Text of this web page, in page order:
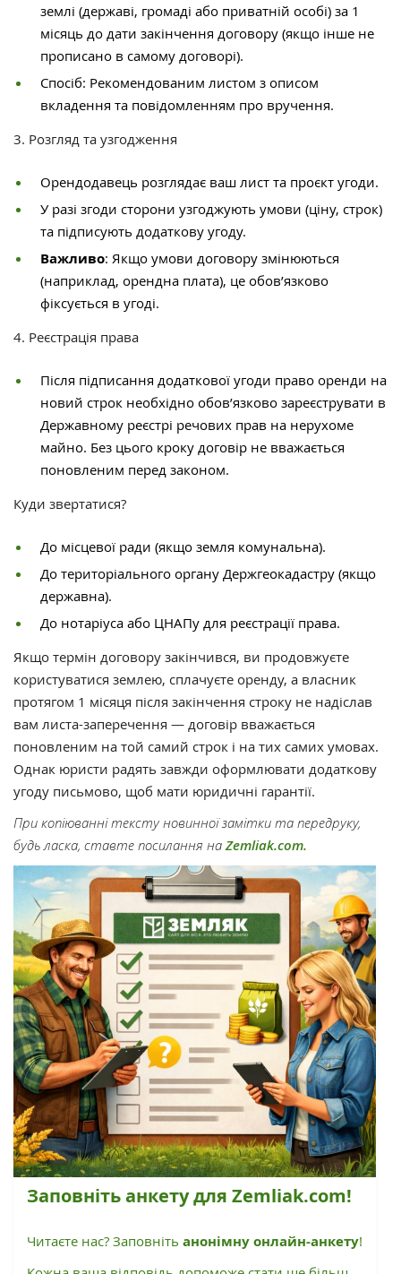
землі (державі, громаді або приватній особі) за 1
місяць до дати закінчення договору (якщо інше не
прописано в самому договорі).
Спосіб: Рекомендованим листом з описом
вкладення та повідомленням про вручення.
3. Розгляд та узгодження
Орендодавець розглядає ваш лист та проєкт угоди.
У разі згоди сторони узгоджують умови (ціну, строк)
та підписують додаткову угоду.
Важливо: Якщо умови договору змінюються
(наприклад, орендна плата), це обов’язково
фіксується в угоді.
4. Реєстрація права
Після підписання додаткової угоди право оренди на
новий строк необхідно обов’язково зареєструвати в
Державному реєстрі речових прав на нерухоме
майно. Без цього кроку договір не вважається
поновленим перед законом.
Куди звертатися?
До місцевої ради (якщо земля комунальна).
До територіального органу Держгеокадастру (якщо
державна).
До нотаріуса або ЦНАПу для реєстрації права.
Якщо термін договору закінчився, ви продовжуєте
користуватися землею, сплачуєте оренду, а власник
протягом 1 місяця після закінчення строку не надіслав
вам листа-заперечення — договір вважається
поновленим на той самий строк і на тих самих умовах.
Однак юристи радять завжди оформлювати додаткову
угоду письмово, щоб мати юридичні гарантії.
При копіюванні тексту новинної замітки та передруку,
будь ласка, ставте посилання на Zemliak.com.
Заповніть анкету для Zemliak.com!
Читаєте нас? Заповніть анонімну онлайн-анкету!